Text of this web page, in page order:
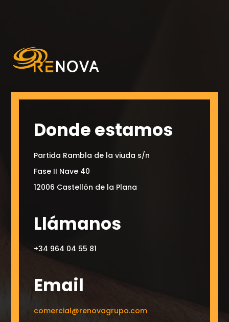
Donde estamos
Partida Rambla de la viuda s/n
Fase II Nave 40
12006 Castellón de la Plana
Llámanos
+34 964 04 55 81
Email
comercial@renovagrupo.com